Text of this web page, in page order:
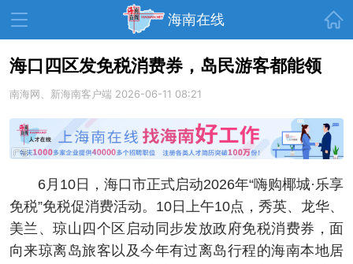
海南在线
资讯中心 热点 旅游
文体 财经
教育 健康 房产
家装 交通 美食
生活 演出 活动
展会 走读海南 周末去哪儿
海口四区发免税消费券，岛民游客都能领
南海网、新海南客户端 2026-06-11 08:21
6月10日，海口市正式启动2026年“嗨购椰城·乐享
免税”免税促消费活动。10日上午10点，秀英、龙华、
美兰、琼山四个区启动同步发放政府免税消费券，面
向来琼离岛旅客以及今年有过离岛行程的海南本地居